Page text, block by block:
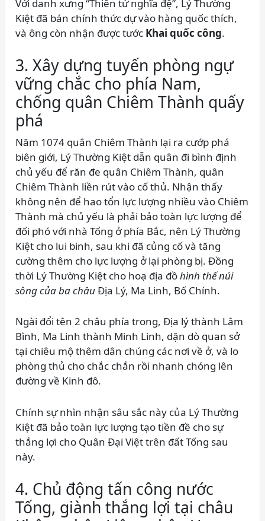
Với danh xưng “Thiên tử nghĩa đệ”, Lý Thường
Kiệt đã bán chính thức dự vào hàng quốc thích,
và ông còn nhận được tước Khai quốc công.
3. Xây dựng tuyến phòng ngự
vững chắc cho phía Nam,
chống quân Chiêm Thành quấy
phá
Năm 1074 quân Chiêm Thành lại ra cướp phá
biên giới, Lý Thường Kiệt dẫn quân đi bình định
chủ yếu để răn đe quân Chiêm Thành, quân
Chiêm Thành liền rút vào cố thủ. Nhận thấy
không nên để hao tổn lực lượng nhiều vào Chiêm
Thành mà chủ yếu là phải bảo toàn lực lượng để
đối phó với nhà Tống ở phía Bắc, nên Lý Thường
Kiệt cho lui binh, sau khi đã củng cố và tăng
cường thêm cho lực lượng ở lại phòng bị. Đồng
thời Lý Thường Kiệt cho hoạ địa đồhình thế núi
sông của ba châuĐịa Lý, Ma Linh, Bố Chính.
Ngài đổi tên 2 châu phía trong, Địa lý thành Lâm
Bình, Ma Linh thành Minh Linh, dặn dò quan sở
tại chiêu mộ thêm dân chúng các nơi về ở, và lo
phòng thủ cho chắc chắn rồi nhanh chóng lên
đường về Kinh đô.
Chính sự nhìn nhận sâu sắc này của Lý Thường
Kiệt đã bảo toàn lực lượng tạo tiền đề cho sự
thắng lợi cho Quân Đại Việt trên đất Tống sau
này.
4. Chủ động tấn công nước
Tống, giành thắng lợi tại châu